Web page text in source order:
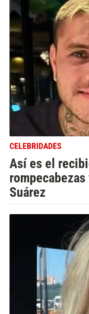
CELEBRIDADES
Así es el
Suárez